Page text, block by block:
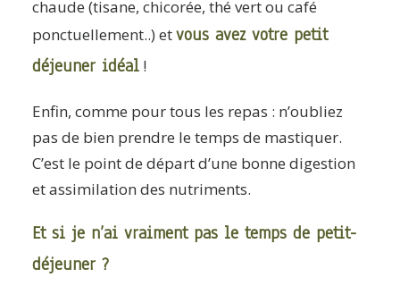
chaude (tisane, chicorée, thé vert ou café
ponctuellement..) etvous avez votre petit
déjeuner idéal !
Enfin, comme pour tous les repas : n’oubliez
pas de bien prendre le temps de mastiquer.
C’est le point de départ d’une bonne digestion
et assimilation des nutriments.
Et si je n’ai vraiment pas le temps de petit-
déjeuner ?